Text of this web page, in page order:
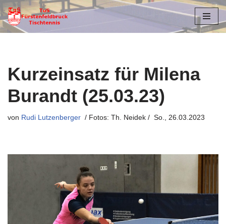
Zum
Kurzeinsatz für Milena
Burandt (25.03.23)
von Rudi Lutzenberger So., 26.03.2023